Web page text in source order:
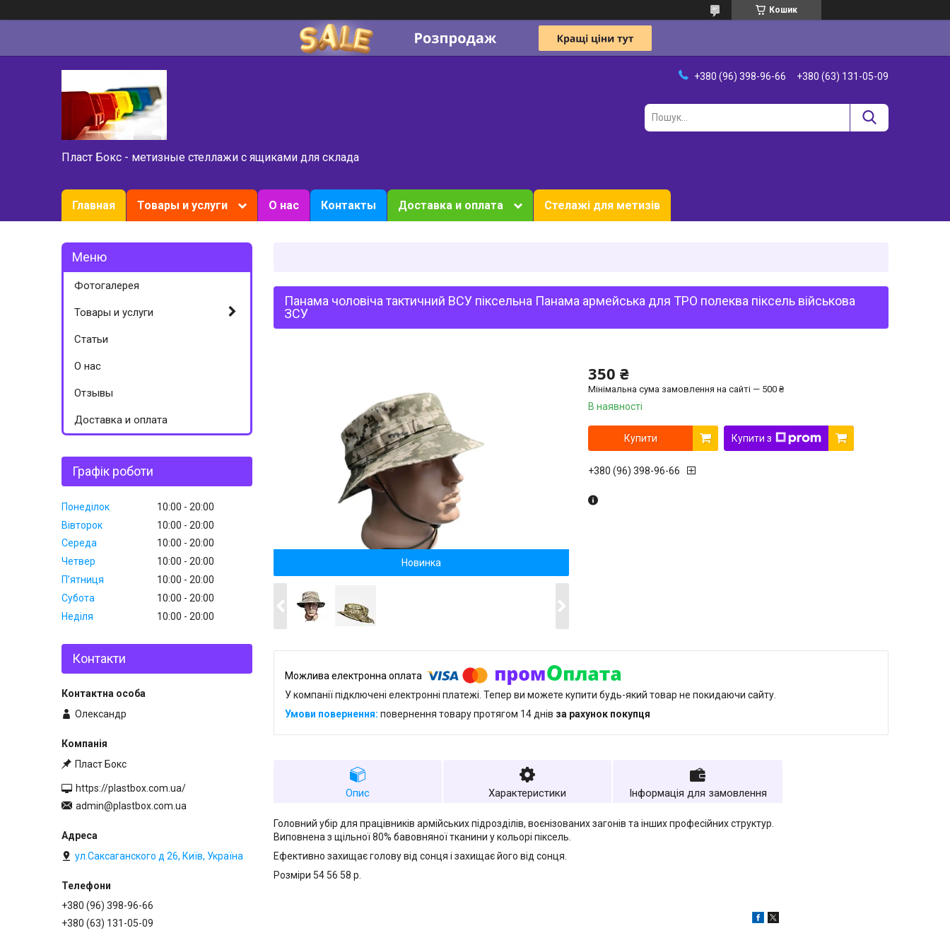
Кошик
Пласт Бокс - метизные стеллажи с ящиками для склада
+380 (96) 398-96-66 +380 (63) 131-05-09
Главная Товары и услуги О нас Контакты Доставка и оплата Стелажі для метизів
Панама чоловіча тактичний ВСУ піксельна Панама армейська для ТРО полеква піксель військова
ЗСУ
Новинка
350 ₴
Мінімальна сума замовлення на сайті — 500 ₴
В наявності
Купити Купити з
+380 (96) 398-96-66
У компанії підключені електронні платежі. Тепер ви можете купити будь-який товар не покидаючи сайту.
повернення товару протягом 14 днів за рахунок покупця
Опис Характеристики Інформація для замовлення
Головний убір для працівників армійських підрозділів, воєнізованих загонів та інших професійних структур.
Виповнена з щільної 80% бавовняної тканини у кольорі піксель.
Ефективно захищає голову від сонця і захищає його від сонця.
Розміри 54 56 58 р.
Фотогалерея
Товары и услуги
Статьи
О нас
Отзывы
Доставка и оплата
Графік роботи
Понеділок 10:00
20:00
Вівторок
10:00
20:00
Середа
10:00
20:00
Четвер
10:00
20:00
Пʼятниця
10:00
20:00
Субота
10:00
20:00
Неділя
10:00 20:00
Контакти
Олександр
Пласт Бокс
https://plastbox.com.ua/
admin@plastbox.com.ua
ул.Саксаганского д 26, Київ, Україна
+380 (96) 398-96-66
+380 (63) 131-05-09